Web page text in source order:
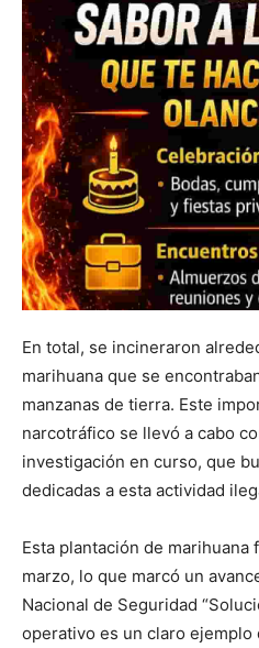
En total, se incineraron
marihuana que se
manzanas de tierra. Este
narcotráfico se llevó a cabo
investigación en curso, que
dedicadas a esta actividad
Esta plantación de
marzo, lo que marcó un
Nacional de Seguridad
operativo es un claro ejemplo